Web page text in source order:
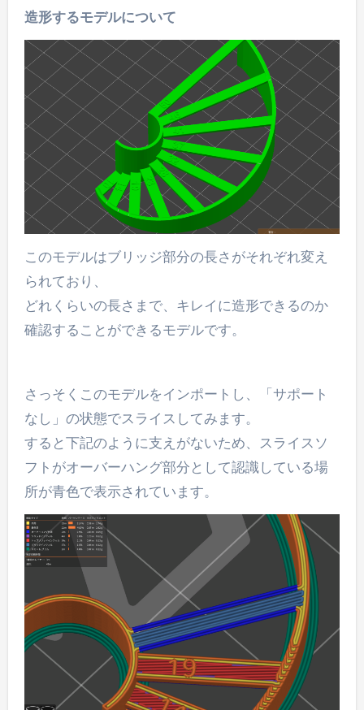
造形するモデルについて
このモデルはブリッジ部分の長さがそれぞれ変え
られており、
どれくらいの長さまで、キレイに造形できるのか
確認することができるモデルです。
さっそくこのモデルをインポートし、「サポート
なし」の状態でスライスしてみます。
すると下記のように支えがないため、スライスソ
フトがオーバーハング部分として認識している場
所が青色で表示されています。